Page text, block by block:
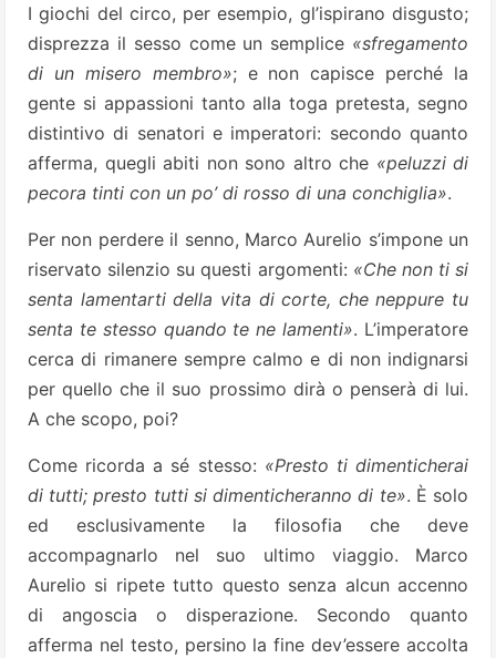
I giochi del circo, per esempio, gl’ispirano disgusto;
disprezza il sesso come un semplice «sfregamento
di un misero membro»; e non capisce perché la
gente si appassioni tanto alla toga pretesta, segno
distintivo di senatori e imperatori: secondo quanto
afferma, quegli abiti non sono altro che «peluzzi di
pecora tinti con un po’ di rosso di una conchiglia».
Per non perdere il senno, Marco Aurelio s’impone un
riservato silenzio su questi argomenti: «Che non ti si
senta lamentarti della vita di corte, che neppure tu
senta te stesso quando te ne lamenti». L’imperatore
cerca di rimanere sempre calmo e di non indignarsi
per quello che il suo prossimo dirà o penserà di lui.
A che scopo, poi?
Come ricorda a sé stesso: «Presto ti dimenticherai
di tutti; presto tutti si dimenticheranno di te». È solo
ed esclusivamente la filosofia che deve
accompagnarlo nel suo ultimo viaggio. Marco
Aurelio si ripete tutto questo senza alcun accenno
di angoscia o disperazione. Secondo quanto
afferma nel testo, persino la fine dev’essere accolta